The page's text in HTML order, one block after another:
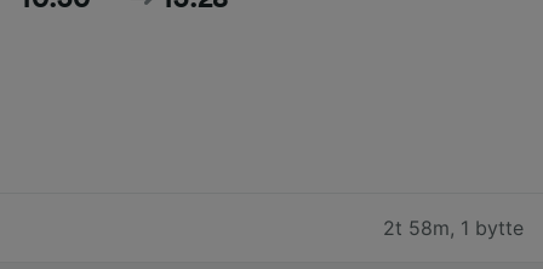
2t 58m, 1 bytte